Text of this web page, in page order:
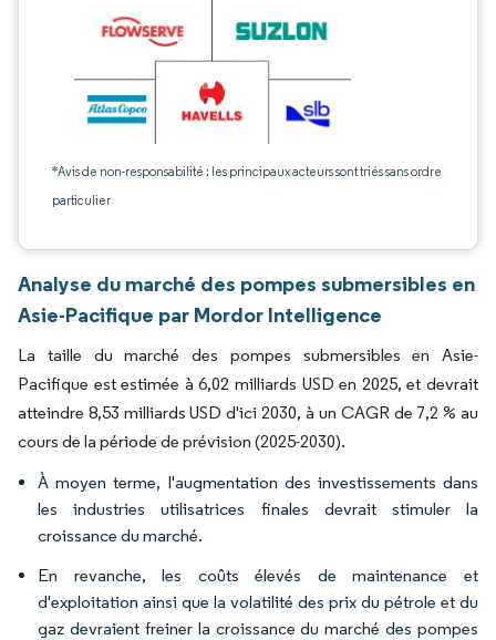
*Avis de non-responsabilité : les principaux acteurs sont triés sans ordre
particulier
Analyse du marché des pompes submersibles en
Asie-Pacifique par Mordor Intelligence
La taille du marché des pompes submersibles en Asie-
Pacifique est estimée à 6,02 milliards USD en 2025, et devrait
atteindre 8,53 milliards USD d'ici 2030, à un CAGR de 7,2 % au
cours de la période de prévision (2025-2030).
À moyen terme, l'augmentation des investissements dans
les industries utilisatrices finales devrait stimuler la
croissance du marché.
En revanche, les coûts élevés de maintenance et
d'exploitation ainsi que la volatilité des prix du pétrole et du
gaz devraient freiner la croissance du marché des pompes